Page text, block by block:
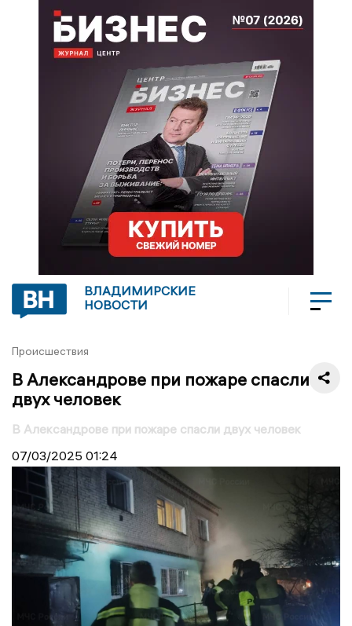
ВЛАДИМИРСКИЕ
НОВОСТИ
Происшествия
В Александрове при пожаре спасли
двух человек
В Александрове при пожаре спасли двух человек
07/03/2025 01:24